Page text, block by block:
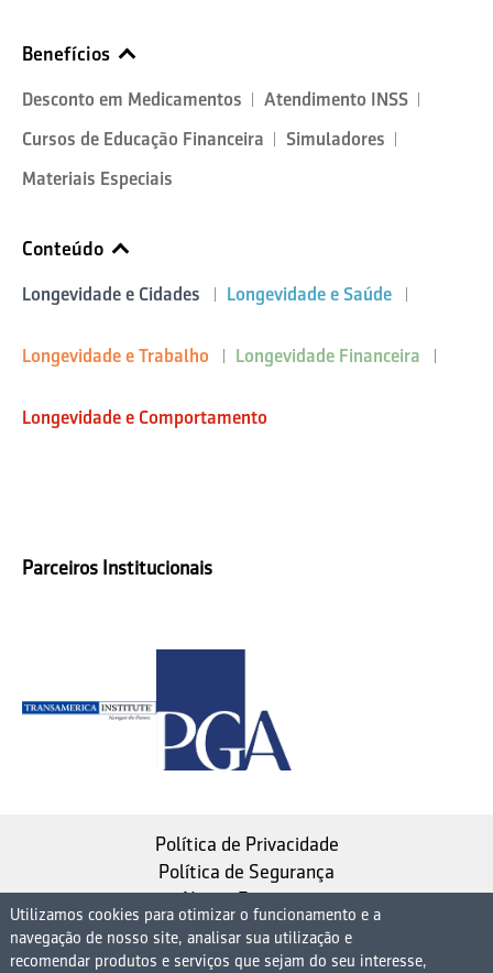
Benefícios
Desconto em Medicamentos
Atendimento INSS
Cursos de Educação Financeira
Simuladores
Materiais Especiais
Conteúdo
Longevidade e Cidades Longevidade e Saúde
Longevidade e Trabalho Longevidade Financeira
Longevidade e Comportamento
Parceiros Institucionais
Política de Privacidade
Política de Segurança
Nosso Estatuto
Instituto de Longevidade MAG, uma empresa do
Utilizamos cookies para otimizar o funcionamento e a
navegação de nosso site, analisar sua utilização e
recomendar produtos e serviços que sejam do seu interesse,